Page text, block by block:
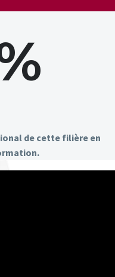
de cette filière en